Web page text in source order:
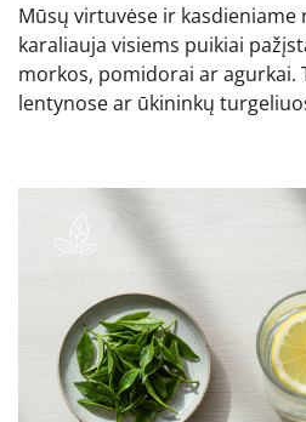
Mūsų virtuvėse ir kasdieniame
karaliauja visiems puikiai
morkos, pomidorai ar agurkai.
lentynose ar ūkininkų